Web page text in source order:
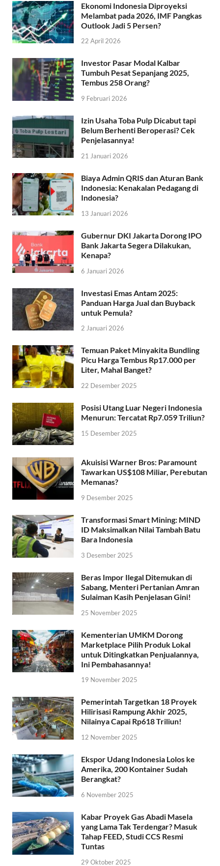
Ekonomi Indonesia Diproyeksi
Melambat pada 2026, IMF Pangkas
Outlook Jadi 5 Persen?
22 April 2026
Investor Pasar Modal Kalbar
Tumbuh Pesat Sepanjang 2025,
Tembus 258 Orang?
9 Februari 2026
Izin Usaha Toba Pulp Dicabut tapi
Belum Berhenti Beroperasi? Cek
Penjelasannya!
21 Januari 2026
Biaya Admin QRIS dan Aturan Bank
Indonesia: Kenakalan Pedagang di
Indonesia?
13 Januari 2026
Gubernur DKI Jakarta Dorong IPO
Bank Jakarta Segera Dilakukan,
Kenapa?
6 Januari 2026
Investasi Emas Antam 2025:
Panduan Harga Jual dan Buyback
untuk Pemula?
2 Januari 2026
Temuan Paket Minyakita Bundling
Picu Harga Tembus Rp17.000 per
Liter, Mahal Banget?
22 Desember 2025
Posisi Utang Luar Negeri Indonesia
Menurun: Tercatat Rp7.059 Triliun?
15 Desember 2025
Akuisisi Warner Bros: Paramount
Tawarkan US$108 Miliar, Perebutan
Memanas?
9 Desember 2025
Transformasi Smart Mining: MIND
ID Maksimalkan Nilai Tambah Batu
Bara Indonesia
3 Desember 2025
Beras Impor Ilegal Ditemukan di
Sabang, Menteri Pertanian Amran
Sulaiman Kasih Penjelasan Gini!
25 November 2025
Kementerian UMKM Dorong
Marketplace Pilih Produk Lokal
untuk Ditingkatkan Penjualannya,
Ini Pembahasannya!
19 November 2025
Pemerintah Targetkan 18 Proyek
Hilirisasi Rampung Akhir 2025,
Nilainya Capai Rp618 Triliun!
12 November 2025
Ekspor Udang Indonesia Lolos ke
Amerika, 200 Kontainer Sudah
Berangkat?
6 November 2025
Kabar Proyek Gas Abadi Masela
yang Lama Tak Terdengar? Masuk
Tahap FEED, Studi CCS Resmi
Tuntas
29 Oktober 2025